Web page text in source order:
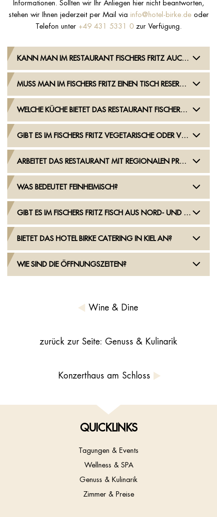
Informationen. Sollten wir Ihr Anliegen hier nicht beantworten,
stehen wir Ihnen jederzeit per Mail via info@hotel-birke.deoder
Telefon unter +49 431 5331 0 zur Verfügung.
KANN MAN IM RESTAURANT FISCHERS FRITZ AUCH ESSEN, OHNE HOTELGAST ZU SEIN?
MUSS MAN IM FISCHERS FRITZ EINEN TISCH RESERVIEREN?
WELCHE KÜCHE BIETET DAS RESTAURANT FISCHERS FRITZ?
GIBT ES IM FISCHERS FRITZ VEGETARISCHE ODER VEGANE GERICHTE?
ARBEITET DAS RESTAURANT MIT REGIONALEN PRODUKTEN?
WAS BEDEUTET FEINHEIMISCH?
GIBT ES IM FISCHERS FRITZ FISCH AUS NORD- UND OSTSEE?
BIETET DAS HOTEL BIRKE CATERING IN KIEL AN?
WIE SIND DIE ÖFFNUNGSZEITEN?
Wine & Dine
zurück zur Seite: Genuss & Kulinarik
Konzerthaus am Schloss
QUICKLINKS
Tagungen & Events
Wellness & SPA
Genuss & Kulinarik
Zimmer & Preise